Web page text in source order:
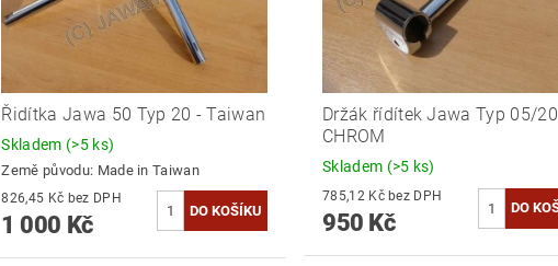
Řidítka Jawa 50 Typ 20 - Taiwan
Skladem (>5 ks)
Země původu: Made in Taiwan
826,45 Kč bez DPH
1 000 Kč
Držák řídítek Jawa Typ 05/20
CHROM
Skladem (>5 ks)
785,12 Kč bez DPH
950 Kč